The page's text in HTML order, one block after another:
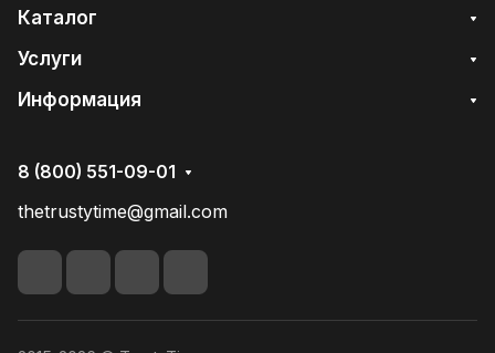
Каталог
Услуги
Информация
8 (800) 551-09-01
thetrustytime@gmail.com